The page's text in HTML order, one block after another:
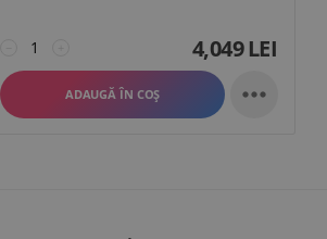
4,049 LEI
ADAUGĂ ÎN COȘ 